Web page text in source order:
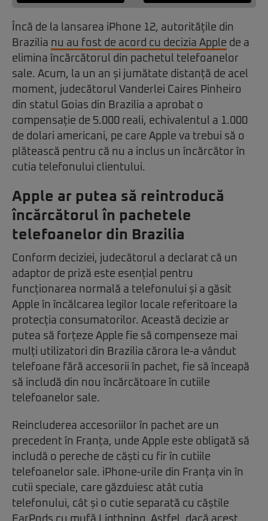
Încă de la lansarea iPhone 12, autoritățile din
Brazilia nu au fost de acord cu decizia Apple de a
elimina încărcătorul din pachetul telefoanelor
sale. Acum, la un an și jumătate distanță de acel
moment, judecătorul Vanderlei Caires Pinheiro
din statul Goias din Brazilia a aprobat o
compensație de 5.000 reali, echivalentul a 1.000
de dolari americani, pe care Apple va trebui să o
plătească pentru că nu a inclus un încărcător în
cutia telefonului clientului.
Apple ar putea să reintroducă
încărcătorul în pachetele
telefoanelor din Brazilia
Conform deciziei, judecătorul a declarat că un
adaptor de priză este esențial pentru
funcționarea normală a telefonului și a găsit
Apple în încălcarea legilor locale referitoare la
protecția consumatorilor. Această decizie ar
putea să forțeze Apple fie să compenseze mai
mulți utilizatori din Brazilia cărora le-a vândut
telefoane fără accesorii în pachet, fie să înceapă
să includă din nou încărcătoare în cutiile
telefoanelor sale.
Reincluderea accesoriilor în pachet are un
precedent în Franța, unde Apple este obligată să
includă o pereche de căști cu fir în cutiile
telefoanelor sale. iPhone-urile din Franța vin în
cutii speciale, care găzduiesc atât cutia
telefonului, cât și o cutie separată cu căștile